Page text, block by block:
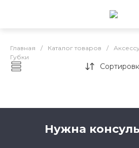
Главная / Каталог товаров /
Губки
Губки
Нужна